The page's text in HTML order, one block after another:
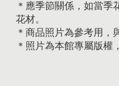
＊應季節關係，如當季
花材。
＊商品照片為參考用，
＊照片為本館專屬版權